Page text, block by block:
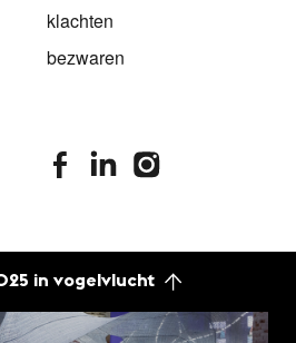
klachten
bezwaren
stimuleringsfonds facebook
stimuleringsfonds linkedin
stimuleringsfonds
in vogelvlucht